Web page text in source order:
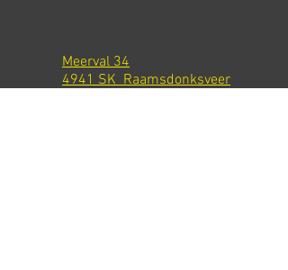
Meerval 34
4941 SK Raamsdonksveer